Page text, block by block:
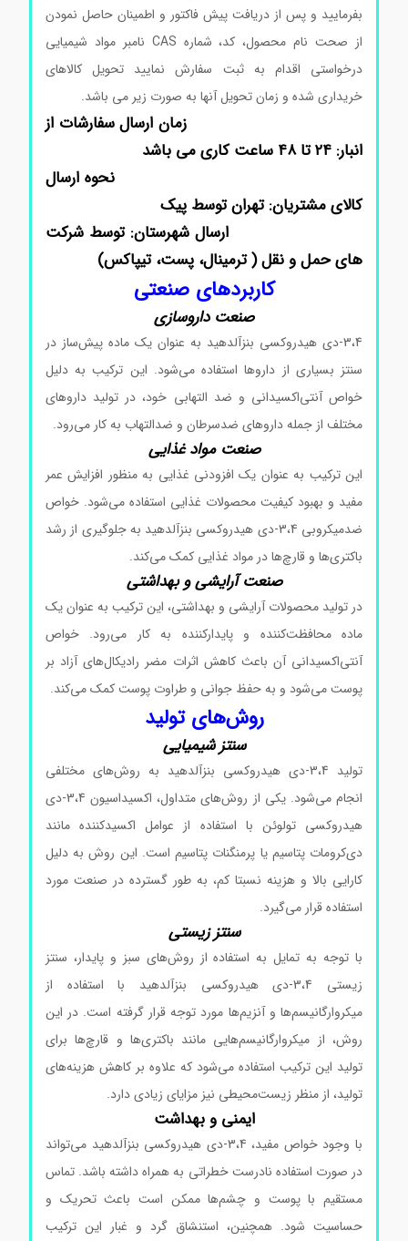
بفرمایید و پس از دریافت پیش فاکتور و اطمینان حاصل نمودن
از صحت نام محصول، کد، شماره CAS نامبر مواد شیمیایی
درخواستی اقدام به ثبت سفارش نمایید تحویل کالاهای
خریداری شده و زمان تحویل آنها به صورت زیر می باشد.
زمان ارسال سفارشات از
انبار: ۲۴ تا ۴۸ ساعت کاری می باشد
نحوه ارسال
کالای مشتریان: تهران توسط پیک
ارسال شهرستان: توسط شرکت
های حمل و نقل ( ترمینال، پست، تیپاکس)
کاربردهای صنعتی
صنعت داروسازی
3،4-دی هیدروکسی بنزآلدهید به عنوان یک ماده پیش‌ساز در
سنتز بسیاری از داروها استفاده می‌شود. این ترکیب به دلیل
خواص آنتی‌اکسیدانی و ضد التهابی خود، در تولید داروهای
مختلف از جمله داروهای ضدسرطان و ضدالتهاب به کار می‌رود.
صنعت مواد غذایی
این ترکیب به عنوان یک افزودنی غذایی به منظور افزایش عمر
مفید و بهبود کیفیت محصولات غذایی استفاده می‌شود. خواص
ضدمیکروبی 3،4-دی هیدروکسی بنزآلدهید به جلوگیری از رشد
باکتری‌ها و قارچ‌ها در مواد غذایی کمک می‌کند.
صنعت آرایشی و بهداشتی
در تولید محصولات آرایشی و بهداشتی، این ترکیب به عنوان یک
ماده محافظت‌کننده و پایدارکننده به کار می‌رود. خواص
آنتی‌اکسیدانی آن باعث کاهش اثرات مضر رادیکال‌های آزاد بر
پوست می‌شود و به حفظ جوانی و طراوت پوست کمک می‌کند.
روش‌های تولید
سنتز شیمیایی
تولید 3،4-دی هیدروکسی بنزآلدهید به روش‌های مختلفی
انجام می‌شود. یکی از روش‌های متداول، اکسیداسیون 3،4-دی
هیدروکسی تولوئن با استفاده از عوامل اکسیدکننده مانند
دی‌کرومات پتاسیم یا پرمنگنات پتاسیم است. این روش به دلیل
کارایی بالا و هزینه نسبتا کم، به طور گسترده در صنعت مورد
استفاده قرار می‌گیرد.
سنتز زیستی
با توجه به تمایل به استفاده از روش‌های سبز و پایدار، سنتز
زیستی 3،4-دی هیدروکسی بنزآلدهید با استفاده از
میکروارگانیسم‌ها و آنزیم‌ها مورد توجه قرار گرفته است. در این
روش، از میکروارگانیسم‌هایی مانند باکتری‌ها و قارچ‌ها برای
تولید این ترکیب استفاده می‌شود که علاوه بر کاهش هزینه‌های
تولید، از منظر زیست‌محیطی نیز مزایای زیادی دارد.
ایمنی و بهداشت
با وجود خواص مفید، 3،4-دی هیدروکسی بنزآلدهید می‌تواند
در صورت استفاده نادرست خطراتی به همراه داشته باشد. تماس
مستقیم با پوست و چشم‌ها ممکن است باعث تحریک و
حساسیت شود. همچنین، استنشاق گرد و غبار این ترکیب